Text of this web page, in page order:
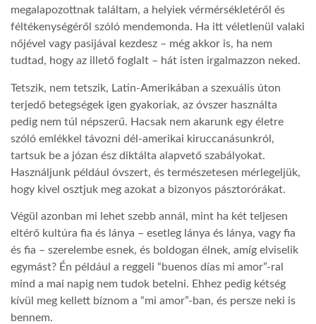
megalapozottnak találtam, a helyiek vérmérsékletéről és
féltékenységéről szóló mendemonda. Ha itt véletlenül valaki
nőjével vagy pasijával kezdesz – még akkor is, ha nem
tudtad, hogy az illető foglalt – hát isten irgalmazzon neked.
Tetszik, nem tetszik, Latin-Amerikában a szexuális úton
terjedő betegségek igen gyakoriak, az óvszer használta
pedig nem túl népszerű. Hacsak nem akarunk egy életre
szóló emlékkel távozni dél-amerikai kiruccanásunkról,
tartsuk be a józan ész diktálta alapvető szabályokat.
Használjunk például óvszert, és természetesen mérlegeljük,
hogy kivel osztjuk meg azokat a bizonyos pásztorórákat.
Végül azonban mi lehet szebb annál, mint ha két teljesen
eltérő kultúra fia és lánya – esetleg lánya és lánya, vagy fia
és fia – szerelembe esnek, és boldogan élnek, amíg elviselik
egymást? Én például a reggeli “buenos días mi amor”-ral
mind a mai napig nem tudok betelni. Ehhez pedig kétség
kívül meg kellett bíznom a “mi amor”-ban, és persze neki is
bennem.